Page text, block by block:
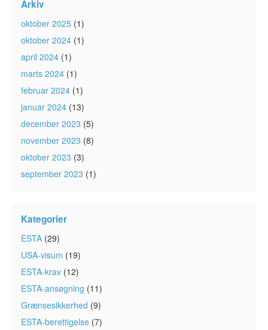
Arkiv
oktober 2025 (1)
oktober 2024 (1)
april 2024 (1)
marts 2024 (1)
februar 2024 (1)
januar 2024 (13)
december 2023 (5)
november 2023 (8)
oktober 2023 (3)
september 2023 (1)
Kategorier
ESTA (29)
USA-visum (19)
ESTA-krav (12)
ESTA-ansøgning (11)
Grænsesikkerhed (9)
ESTA-berettigelse (7)